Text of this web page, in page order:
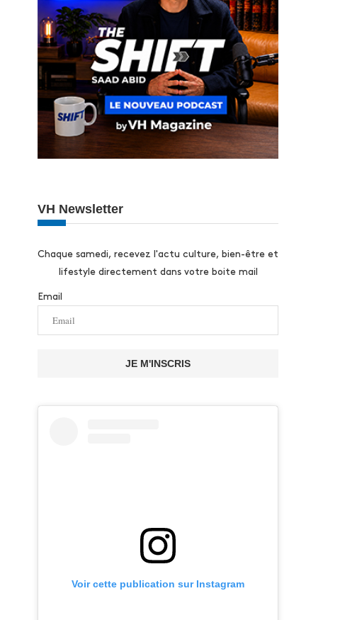
VH Newsletter
Chaque samedi, recevez l'actu culture, bien-être et
lifestyle directement dans votre boite mail
Email
JE M'INSCRIS
Voir cette publication sur Instagram